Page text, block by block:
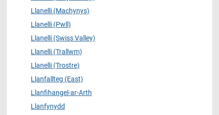
Llanelli (Machynys)
Llanelli (Pwll)
Llanelli (Swiss Valley)
Llanelli (Trallwm)
Llanelli (Trostre)
Llanfallteg (East)
Llanfihangel-ar-Arth
Llanfynydd